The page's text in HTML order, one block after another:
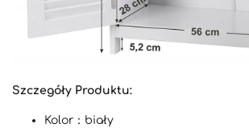
Szczegóły Produktu:
Kolor：biały